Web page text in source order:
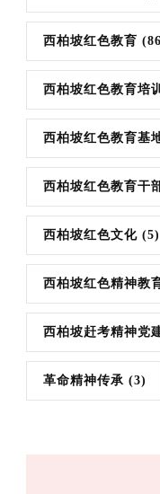
西柏坡红色教育
西柏坡红色教育培训
西柏坡红色教育基
西柏坡红色教育干
西柏坡红色文化 (5)
西柏坡红色精神教
西柏坡赶考精神党
革命精神传承 (3)